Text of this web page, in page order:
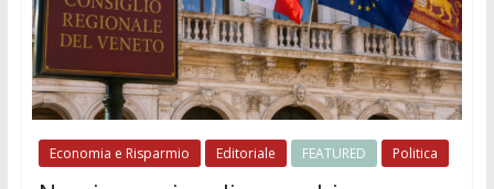
Economia e Risparmio Editoriale FEATURED Politica